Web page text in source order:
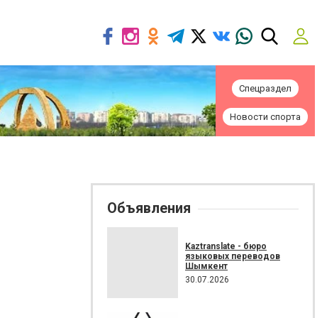
Спецраздел
Новости спорта
Объявления
Kaztranslate - бюро
языковых переводов
Шымкент
30.07.2026